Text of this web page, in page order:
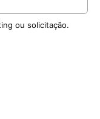
ou solicitação.